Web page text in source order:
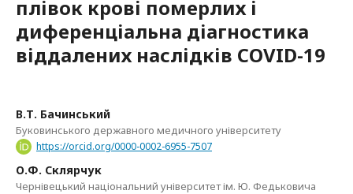
плівок крові померлих і
диференціальна діагностика
віддалених наслідків COVID-19
В.Т. Бачинський
Буковинського державного медичного університету
https://orcid.org/0000-0002-6955-7507
О.Ф. Склярчук
Чернівецький національний університет ім. Ю. Федьковича